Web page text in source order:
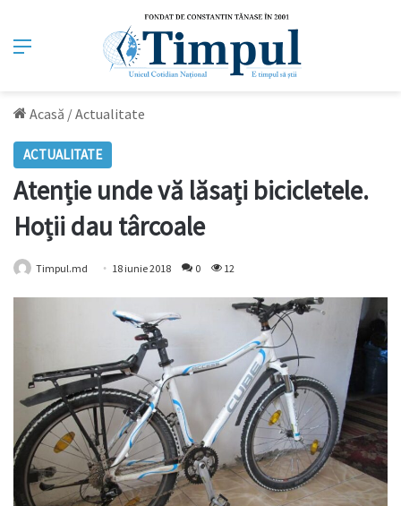
Meniu
Acasă /Actualitate
ACTUALITATE
Atenție unde vă lăsați bicicletele.
Hoții dau târcoale
Timpul.md 18 iunie 2018 0 12